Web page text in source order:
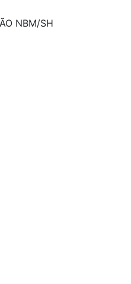
NBM/SH